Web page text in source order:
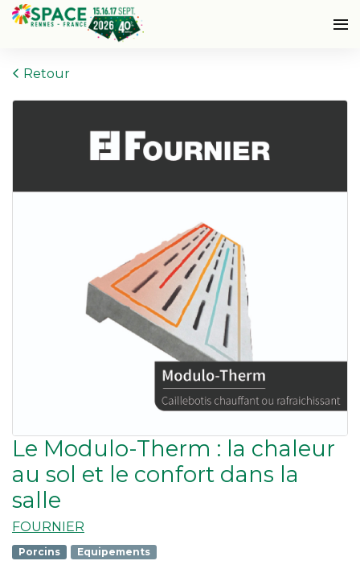
Retour
Le Modulo-Therm : la chaleur
au sol et le confort dans la
salle
FOURNIER
Porcins Equipements